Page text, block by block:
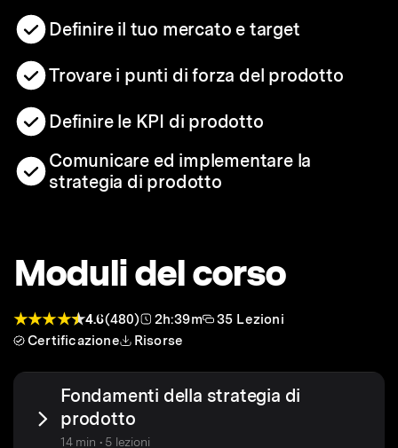
Definire il tuo mercato e target
Trovare i punti di forza del prodotto
Definire le KPI di prodotto
Comunicare ed implementare la
strategia di prodotto
Moduli del corso
4.6(480) 2h:39m
35 Lezioni
Certificazione
Risorse
Fondamenti della strategia di
prodotto
14 min • 5 lezioni